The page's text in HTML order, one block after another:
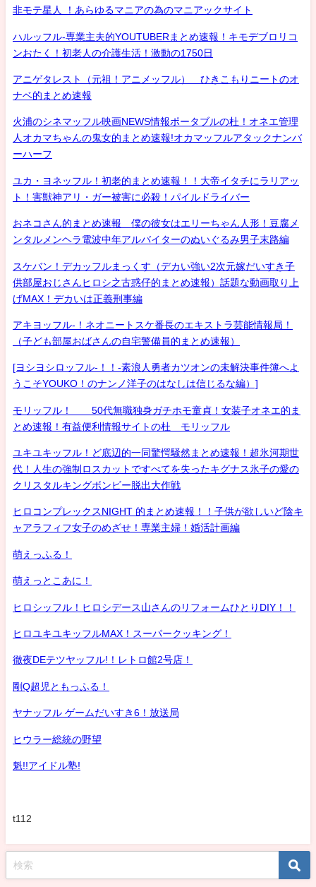
非モテ星人 ！あらゆるマニアの為のマニアックサイト
ハルッフル-専業主夫的YOUTUBERまとめ速報！キモデブロリコ
ンおたく！初老人の介護生活！激動の1750日
アニゲタレスト（元祖！アニメッフル） ひきこもりニートのオ
ナベ的まとめ速報
火浦のシネマッフル映画NEWS情報ポータブルの杜！オネエ管理
人オカマちゃんの鬼女的まとめ速報!オカマッフルアタックナンバ
ーハーフ
ユカ・ヨネッフル！初老的まとめ速報！！大帝イタチにラリアッ
ト！害獣神アリ・ガー被害に必殺！パイルドライバー
おネコさん的まとめ速報 僕の彼女はエリーちゃん人形！豆腐メ
ンタルメンヘラ電波中年アルバイターのぬいぐるみ男子末路編
スケバン！デカッフルまっくす（デカい強い2次元嫁だいすき子
供部屋おじさんヒロシ之古惑仔的まとめ速報）話題な動画取り上
げMAX！デカいは正義刑事編
アキヨッフル-！ネオニートスケ番長のエキストラ芸能情報局！
（子ども部屋おばさんの自宅警備員的まとめ速報）
[ヨシヨシロッフル-！！-素浪人勇者カツオンの未解決事件簿へよ
うこそYOUKO！のナンノ洋子のはなしは信じるな編）]
モリッフル！ 50代無職独身ガチホモ童貞！女装子オネエ的ま
とめ速報！有益便利情報サイトの杜 モリッフル
ユキユキッフル！ど底辺的一同驚愕騒然まとめ速報！超氷河期世
代！人生の強制ロスカットですべてを失ったキグナス氷子の愛の
クリスタルキングボンビー脱出大作戦
ヒロコンプレックスNIGHT 的まとめ速報！！子供が欲しいど陰キ
ャアラフィフ女子のめざせ！専業主婦！婚活計画編
萌えっふる！
萌えっとこあに！
ヒロシッフル！ヒロシデース山さんのリフォームひとりDIY！！
ヒロユキユキッフルMAX！スーパークッキング！
徹夜DEテツヤッフル!！レトロ館2号店！
剛Q超児ともっふる！
ヤナッフル ゲームだいすき6！放送局
ヒウラー総統の野望
魁!!アイドル塾!
t112